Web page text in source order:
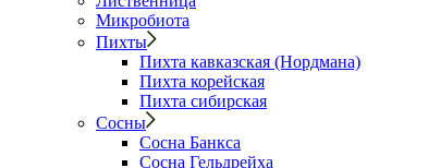
Микробиота
Пихты
Пихта кавказская (Нордмана)
Пихта корейская
Пихта сибирская
Сосны
Сосна Банкса
Сосна Гельдрейха